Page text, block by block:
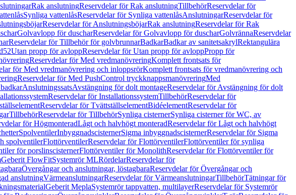
Rak anslutningReservdelar för Rak anslutningTillbehörReservdelar för
Synliga vattenlåsReservdelar för Synliga vattenlåsAnslutningarReservdelar för
Reservdelar för AnslutningsböjarRak anslutningReservdelar för Rak
Golvavlopp för duscharReservdelar för Golvavlopp för duscharGolvrännaReservdelar
Reservdelar för Tillbehör för golvbrunnarBadkarBadkar av sanitetsakrylRektangulära
Utan propp för avloppReservdelar för Utan propp för avloppPropp för
Reservdelar för Med vredmanövreringKomplett frontsats för
för Med vredmanövrering och inloppsrörKomplett frontsats för vredmanövrering och
Reservdelar för Med PushControl tryckknappsmanövreringMed
AnslutningssatsAvstängning för dolt montageReservdelar för Avstängning för dolt
Reservdelar för InstallationssystemTillbehörReservdelar för
Reservdelar för TvättställselementBidéelementReservdelar för
TillbehörReservdelar för TillbehörSynliga cisternerSynliga cisterner för WC, av
för HögmonteradLågt och halvhögt monteradReservdelar för Lågt och halvhögt
SpolventilerInbyggnadscisternerSigma inbyggnadscisternerReservdelar för Sigma
spolventilerFlottörventilerReservdelar för FlottörventilerFlottörventiler för synliga
för porslinscisternerFlottörventiler för MonolithReservdelar för Flottörventiler för
Geberit FlowFitSystemrör MLRördelarReservdelar för
Övergångar och anslutningar, löstagbaraReservdelar för Övergångar och
anslutningVärmeanslutningarReservdelar för VärmeanslutningarTillbehörTätningar för
Geberit MeplaSystemrör tappvatten, multilayerReservdelar för Systemrör